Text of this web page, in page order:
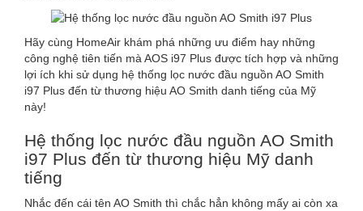
Hãy cùng HomeAir khám phá những ưu điểm hay những
công nghệ tiên tiến mà AOS i97 Plus được tích hợp và những
lợi ích khi sử dụng hệ thống lọc nước đầu nguồn AO Smith
i97 Plus đến từ thương hiệu AO Smith danh tiếng của Mỹ
này!
Hệ thống lọc nước đầu nguồn AO Smith
i97 Plus đến từ thương hiệu Mỹ danh
tiếng
Nhắc đến cái tên AO Smith thì chắc hẳn không mấy ai còn xa